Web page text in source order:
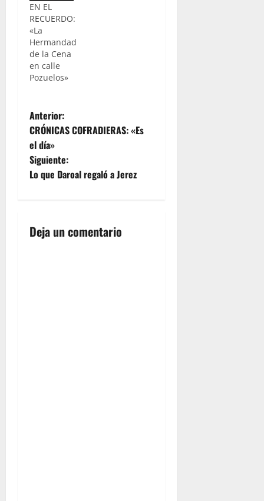
EN EL
RECUERDO:
«La
Hermandad
de la Cena
en calle
Pozuelos»
N
a
v
a
Anterior:
CRÓNICAS COFRADIERAS: «Es
el día»
Siguiente:
Lo que Daroal regaló a Jerez
Deja un comentario